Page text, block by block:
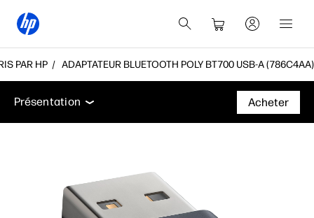
PAR HP ADAPTATEUR BLUETOOTH POLY BT700 USB-A (786C4AA)
Présentation
Assistance
Présentation
Acheter